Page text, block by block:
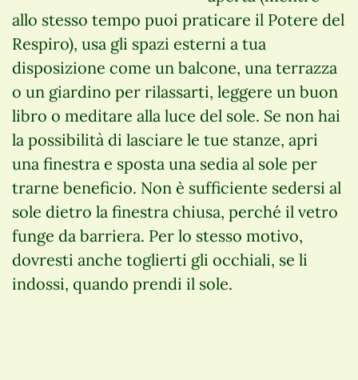
allo stesso tempo puoi praticare il Potere del
Respiro), usa gli spazi esterni a tua
disposizione come un balcone, una terrazza
o un giardino per rilassarti, leggere un buon
libro o meditare alla luce del sole. Se non hai
la possibilità di lasciare le tue stanze, apri
una finestra e sposta una sedia al sole per
trarne beneficio. Non è sufficiente sedersi al
sole dietro la finestra chiusa, perché il vetro
funge da barriera. Per lo stesso motivo,
dovresti anche toglierti gli occhiali, se li
indossi, quando prendi il sole.